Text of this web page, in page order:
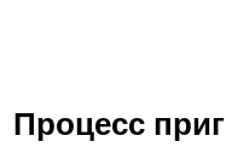
Процесс